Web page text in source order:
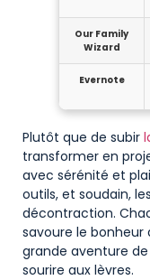
Our Family
Wizard
Evernote
Plutôt que de subir
transformer en
avec sérénité et
outils, et soudain,
décontraction.
savoure le bonheur
grande aventure
sourire aux lèvres.